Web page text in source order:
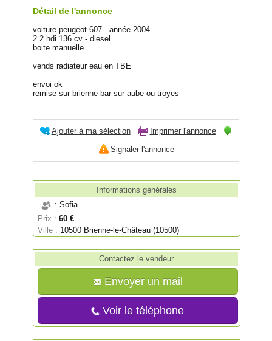
Détail de l'annonce
voiture peugeot 607 - année 2004
2.2 hdi 136 cv - diesel
boite manuelle
vends radiateur eau en TBE
envoi ok
remise sur brienne bar sur aube ou troyes
Ajouter à ma sélection
Imprimer l'annonce
Signaler l'annonce
Informations générales
: Sofia
Prix : 60 €
Ville : 10500 Brienne-le-Château (10500)
Contactez le vendeur
Envoyer un mail
Voir le téléphone